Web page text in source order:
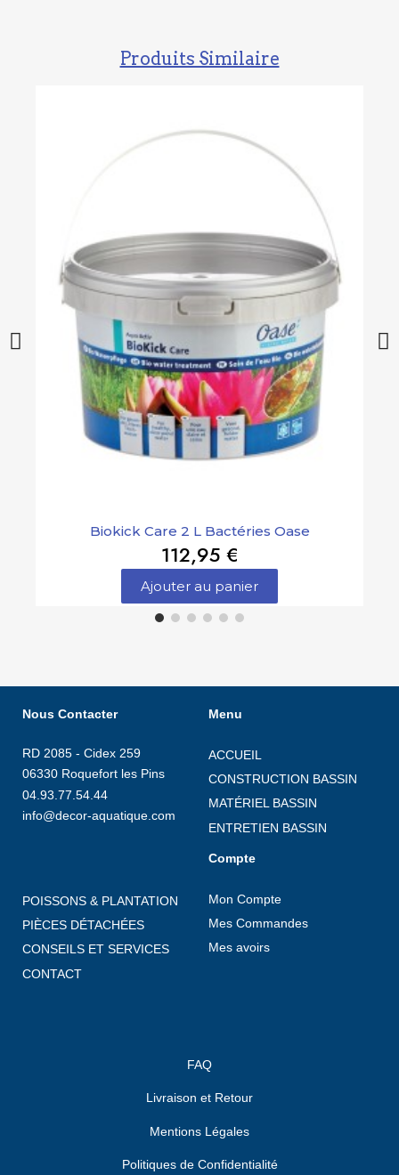
Produits Similaire
Biokick Care 2 L Bactéries Oase
112,95 €
Ajouter au panier
Nous Contacter
RD 2085 - Cidex 259
06330 Roquefort les Pins
04.93.77.54.44
info@decor-aquatique.com
Menu
ACCUEIL
CONSTRUCTION BASSIN
MATÉRIEL BASSIN
ENTRETIEN BASSIN
POISSONS & PLANTATION
PIÈCES DÉTACHÉES
CONSEILS ET SERVICES
CONTACT
Compte
Mon Compte
Mes Commandes
Mes avoirs
FAQ
Livraison et Retour
Mentions Légales
Politiques de Confidentialité